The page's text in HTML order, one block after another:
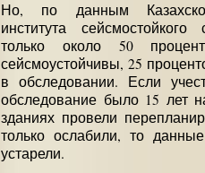
Но, по данным
института
только около 50
сейсмоустойчивы, 25
в обследовании. Если
обследование было 15 лет
зданиях провели
только ослабили, то
устарели.